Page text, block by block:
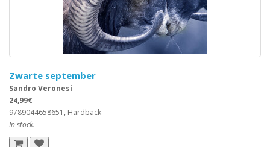
Zwarte september
Sandro Veronesi
24,99€
9789044658651, Hardback
In stock.